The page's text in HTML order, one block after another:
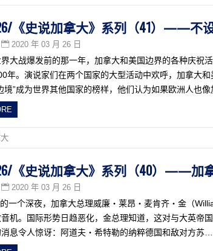
《史说加拿大》系列（41）——不
2020 年 03 月 26 日
大战爆发前的那一年，加拿大和美国边界的各种庆祝
年。演说家们在两个国家的大型活动中欢呼，加拿大
境”成为世界其他国家的榜样，他们认为如果欧洲人也
《史说加拿大》系列（40）——加
2020 年 03 月 26 日
一个深夜，加拿大总理威廉・莱昂・麦肯齐・金（
机。国际形势日趋恶化，金总理知道，这对与大英帝
息令人惊讶：阿道夫・希特勒的纳粹德国和敌对方苏…